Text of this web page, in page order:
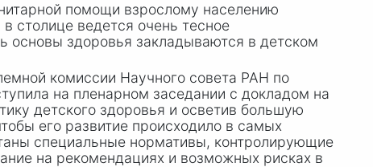
помощи взрослому населению
столице ведется очень тесное
здоровья закладываются в детском
комиссии Научного совета РАН по
на пленарном заседании с докладом на
детского здоровья и осветив большую
его развитие происходило в самых
специальные нормативы, контролирующие
на рекомендациях и возможных рисках в